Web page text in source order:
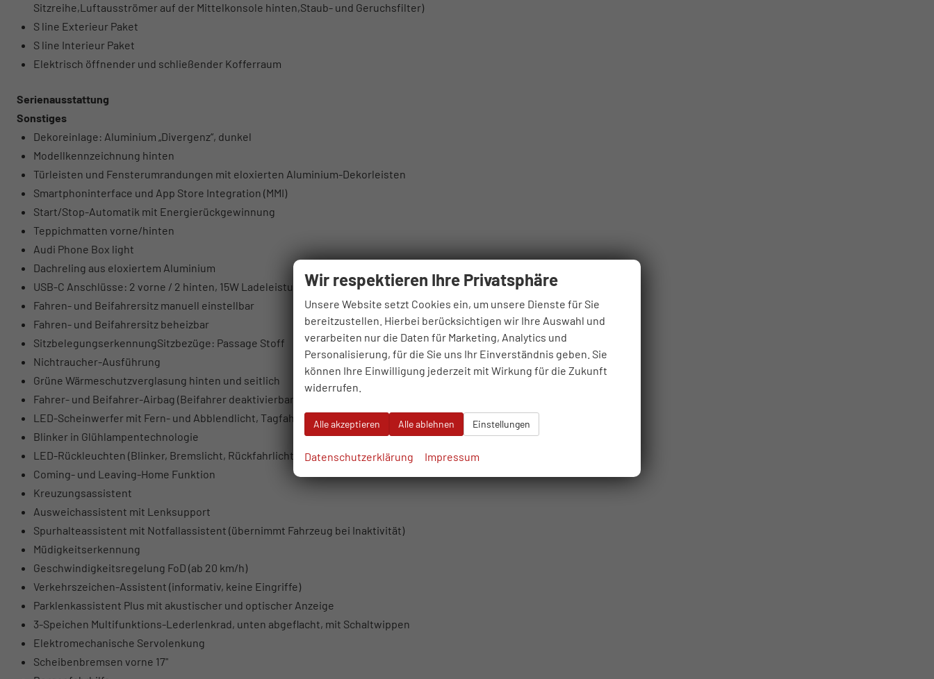
Sitzreihe,Luftausströmer auf der Mittelkonsole hinten,Staub- und Geruchsfilter)
S line Exterieur Paket
S line Interieur Paket
Elektrisch öffnender und schließender Kofferraum
Serienausstattung
Sonstiges
Dekoreinlage: Aluminium „Divergenz“, dunkel
Modellkennzeichnung hinten
Türleisten und Fensterumrandungen mit eloxierten Aluminium-Dekorleisten
Smartphoninterface und App Store Integration (MMI)
Start/Stop-Automatik mit Energierückgewinnung
Teppichmatten vorne/hinten
Audi Phone Box light
Dachreling aus eloxiertem Aluminium
USB-C Anschlüsse: 2 vorne / 2 hinten, 15W Ladeleistung
Fahren- und Beifahrersitz manuell einstellbar
Fahren- und Beifahrersitz beheizbar
SitzbelegungserkennungSitzbezüge: Passage Stoff
Nichtraucher-Ausführung
Grüne Wärmeschutzverglasung hinten und seitlich
Fahrer- und Beifahrer-Airbag (Beifahrer deaktivierbar)
LED-Scheinwerfer mit Fern- und Abblendlicht, Tagfahrlicht, Positionslicht
Blinker in Glühlampentechnologie
LED-Rückleuchten (Blinker, Bremslicht, Rückfahrlicht)
Coming- und Leaving-Home Funktion
Kreuzungsassistent
Ausweichassistent mit Lenksupport
Spurhalteassistent mit Notfallassistent (übernimmt Fahrzeug bei Inaktivität)
Müdigkeitserkennung
Geschwindigkeitsregelung FoD (ab 20 km/h)
Verkehrszeichen-Assistent (informativ, keine Eingriffe)
Parklenkassistent Plus mit akustischer und optischer Anzeige
3-Speichen Multifunktions-Lederlenkrad, unten abgeflacht, mit Schaltwippen
Elektromechanische Servolenkung
Scheibenbremsen vorne 17"
Wir respektieren Ihre Privatsphäre
Unsere Website setzt Cookies ein, um unsere Dienste für Sie
bereitzustellen. Hierbei berücksichtigen wir Ihre Auswahl und
verarbeiten nur die Daten für Marketing, Analytics und
Personalisierung, für die Sie uns Ihr Einverständnis geben. Sie
können Ihre Einwilligung jederzeit mit Wirkung für die Zukunft
widerrufen.
Alle akzeptieren Alle ablehnen Einstellungen
Datenschutzerklärung Impressum